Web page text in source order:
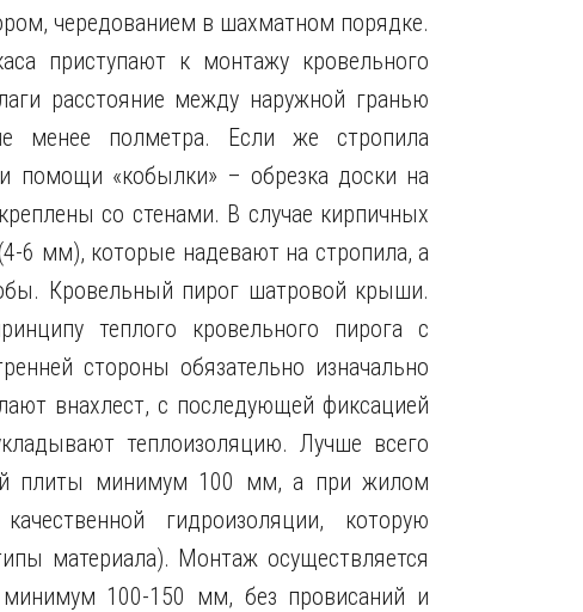
чередованием в шахматном порядке.
приступают к монтажу кровельного
расстояние между наружной гранью
менее полметра. Если же стропила
помощи «кобылки» – обрезка доски на
со стенами. В случае кирпичных
6 мм), которые надевают на стропила, а
Кровельный пирог шатровой крыши.
теплого кровельного пирога с
стороны обязательно изначально
внахлест, с последующей фиксацией
теплоизоляцию. Лучше всего
плиты минимум 100 мм, а при жилом
гидроизоляции, которую
материала). Монтаж осуществляется
100-150 мм, без провисаний и